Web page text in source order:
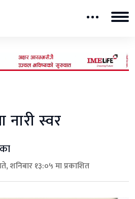
नारी स्वर
शनिबार १३:०५ मा प्रकाशित